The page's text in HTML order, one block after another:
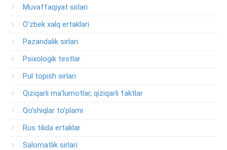
Muvaffaqiyat sirlari
O'zbek xalq ertaklari
Pazandalik sirlari
Psixologik testlar
Pul topish sirlari
Qiziqarli ma’lumotlar, qiziqarli faktlar
Qo'shiqlar to'plami
Rus tilida ertaklar
Salomatlik sirlari